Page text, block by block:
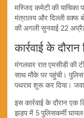
मस्जिद कमेटी की याचिका
मंत्रालय और दिल्ली वक्फ
की अगली सुनवाई 22
कार्रवाई के दौरान
मंगलवार रात एमसीडी
साथ मौके पर पहुंची।
पथराव शुरू कर दिया।
इस कार्रवाई के दौरान एक
झड़प में 5 पुलिसकर्मी